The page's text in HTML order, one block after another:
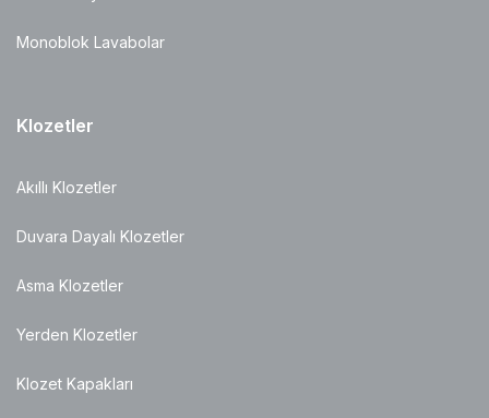
Monoblok Lavabolar
Klozetler
Akıllı Klozetler
Duvara Dayalı Klozetler
Asma Klozetler
Yerden Klozetler
Klozet Kapakları